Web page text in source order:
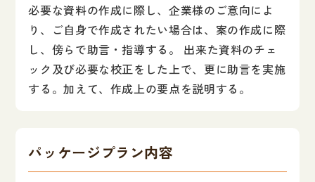
必要な資料の作成に際し、企業様のご意向によ
り、ご自身で作成されたい場合は、案の作成に際
し、傍らで助言・指導する。 出来た資料のチェ
ック及び必要な校正をした上で、更に助言を実施
する。加えて、作成上の要点を説明する。
パッケージプラン内容